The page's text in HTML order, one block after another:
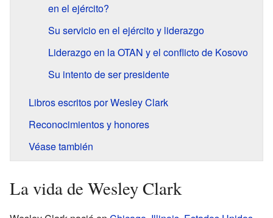
en el ejército?
Su servicio en el ejército y liderazgo
Liderazgo en la OTAN y el conflicto de Kosovo
Su intento de ser presidente
Libros escritos por Wesley Clark
Reconocimientos y honores
Véase también
La vida de Wesley Clark